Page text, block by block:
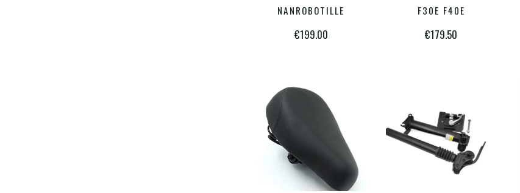
tuotteen
NANROBOTILLE
€199.00
F30E F40E
€179.50